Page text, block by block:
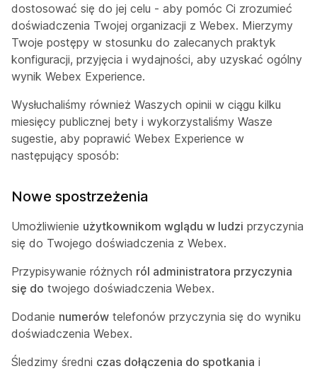
dostosować się do jej celu - aby pomóc Ci zrozumieć
doświadczenia Twojej organizacji z Webex. Mierzymy
Twoje postępy w stosunku do zalecanych praktyk
konfiguracji, przyjęcia i wydajności, aby uzyskać ogólny
wynik Webex Experience.
Wysłuchaliśmy również Waszych opinii w ciągu kilku
miesięcy publicznej bety i wykorzystaliśmy Wasze
sugestie, aby poprawić Webex Experience w
następujący sposób:
Nowe spostrzeżenia
Umożliwienie użytkownikom wglądu w ludzi przyczynia
się do Twojego doświadczenia z Webex.
Przypisywanie różnych ról administratora przyczynia
się do twojego doświadczenia Webex.
Dodanie numerów telefonów przyczynia się do wyniku
doświadczenia Webex.
Śledzimy średni czas dołączenia do spotkania i